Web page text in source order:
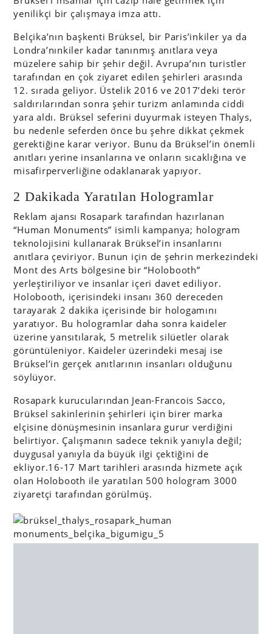
yenilikçi bir çalışmaya imza attı.
Belçika’nın başkenti Brüksel, bir Paris’inkiler ya da
Londra’nınkiler kadar tanınmış anıtlara veya
müzelere sahip bir şehir değil. Avrupa’nın turistler
tarafından en çok ziyaret edilen şehirleri arasında
12. sırada geliyor. Üstelik 2016 ve 2017’deki terör
saldırılarından sonra şehir turizm anlamında ciddi
yara aldı. Brüksel seferini duyurmak isteyen Thalys,
bu nedenle seferden önce bu şehre dikkat çekmek
gerektiğine karar veriyor. Bunu da Brüksel’in önemli
anıtları yerine insanlarına ve onların sıcaklığına ve
misafirperverliğine odaklanarak yapıyor.
2 Dakikada Yaratılan Hologramlar
Reklam ajansı Rosapark tarafından hazırlanan
“Human Monuments” isimli kampanya; hologram
teknolojisini kullanarak Brüksel’in insanlarını
anıtlara çeviriyor. Bunun için de şehrin merkezindeki
Mont des Arts bölgesine bir “Holobooth”
yerleştiriliyor ve insanlar içeri davet ediliyor.
Holobooth, içerisindeki insanı 360 dereceden
tarayarak 2 dakika içerisinde bir hologamını
yaratıyor. Bu hologramlar daha sonra kaideler
üzerine yansıtılarak, 5 metrelik silüetler olarak
görüntüleniyor. Kaideler üzerindeki mesaj ise
Brüksel’in gerçek anıtlarının insanları olduğunu
söylüyor.
Rosapark kurucularından Jean-Francois Sacco,
Brüksel sakinlerinin şehirleri için birer marka
elçisine dönüşmesinin insanlara gurur verdiğini
belirtiyor. Çalışmanın sadece teknik yanıyla değil;
duygusal yanıyla da büyük ilgi çektiğini de
ekliyor.16-17 Mart tarihleri arasında hizmete açık
olan Holobooth ile yaratılan 500 hologram 3000
ziyaretçi tarafından görülmüş.